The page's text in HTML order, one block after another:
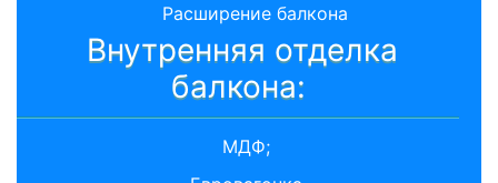
Расширение балкона
Внутренняя отделка
балкона:
МДФ;